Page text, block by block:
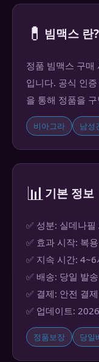
💊 빔맥스 란?
정품 빔맥스 구매
입니다. 공식 인
을 통해 정품을
비아그라 남성
📊기본 정보
✅ 성분: 실데나
✅ 효과 시작: 복
✅ 지속 시간:
✅ 배송: 당일 발
✅ 결제: 안전 결
✅ 업데이트:
정품보장 당일